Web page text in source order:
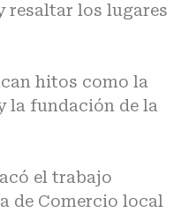
los lugares
hitos como la
la fundación de la
el trabajo
de Comercio local